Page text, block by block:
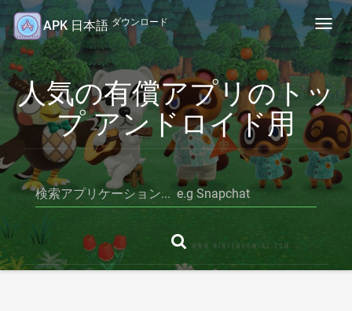
APK 日本語 ダウンロード
人気の有償アプリのトッ
プ アンドロイド用